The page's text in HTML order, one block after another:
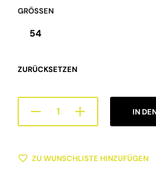
GRÖSSEN
ZURÜCKSETZEN
IN
ZU WUNSCHLISTE HINZUFÜGEN